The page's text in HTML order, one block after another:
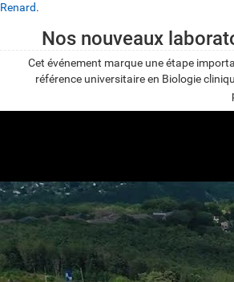
Renard.
Nos nouveaux
Cet événement marque une étape
référence universitaire en Biologie